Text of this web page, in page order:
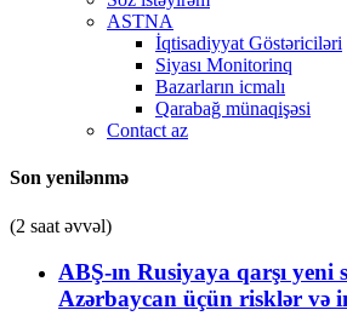
ASTNA
İqtisadiyyat Göstəriciləri
Siyası Monitorinq
Bazarların icmalı
Qarabağ münaqişəsi
Contact az
Son yenilənmə
(2 saat əvvəl)
ABŞ-ın Rusiyaya qarşı yeni
Azərbaycan üçün risklər və